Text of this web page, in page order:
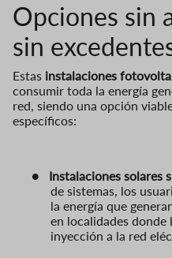
Opciones sin
sin
Estas instalaciones
consumir toda la energía
red, siendo una opción
específicos:
● Instalaciones solares
de sistemas, los
la energía que
en localidades donde
inyección a la red